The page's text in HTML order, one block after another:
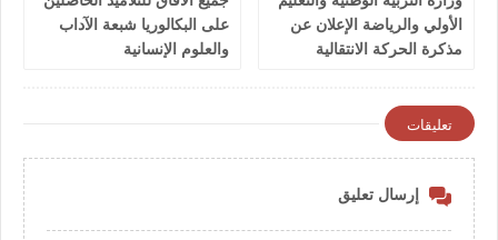
الأولي والرياضة الإعلان عن
مذكرة الحركة الانتقالية
على البكالوريا شبعة الآداب
والعلوم الإنسانية
تعليقات
إرسال تعليق